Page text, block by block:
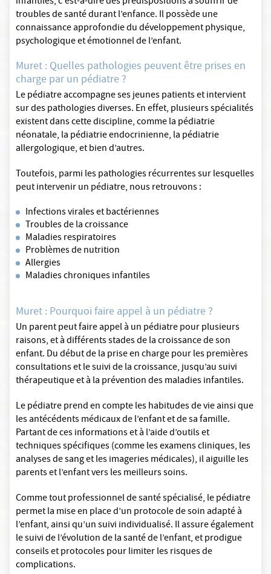
troubles de santé durant l’enfance. Il possède une
connaissance approfondie du développement physique,
psychologique et émotionnel de l’enfant.
Muret : Quelles pathologies peuvent être prises en
charge par un pédiatre ?
Le pédiatre accompagne ses jeunes patients et intervient
sur des pathologies diverses. En effet, plusieurs spécialités
existent dans cette discipline, comme la pédiatrie
néonatale, la pédiatrie endocrinienne, la pédiatrie
allergologique, et bien d’autres.
Toutefois, parmi les pathologies récurrentes sur lesquelles
peut intervenir un pédiatre, nous retrouvons :
Infections virales et bactériennes
Troubles de la croissance
Maladies respiratoires
Problèmes de nutrition
Allergies
Maladies chroniques infantiles
Muret : Pourquoi faire appel à un pédiatre ?
Un parent peut faire appel à un pédiatre pour plusieurs
raisons, et à différents stades de la croissance de son
enfant. Du début de la prise en charge pour les premières
consultations et le suivi de la croissance, jusqu’au suivi
thérapeutique et à la prévention des maladies infantiles.
Le pédiatre prend en compte les habitudes de vie ainsi que
les antécédents médicaux de l’enfant et de sa famille.
Partant de ces informations et à l’aide d’outils et
techniques spécifiques (comme les examens cliniques, les
analyses de sang et les imageries médicales), il aiguille les
parents et l’enfant vers les meilleurs soins.
Comme tout professionnel de santé spécialisé, le pédiatre
permet la mise en place d’un protocole de soin adapté à
l’enfant, ainsi qu’un suivi individualisé. Il assure également
le suivi de l’évolution de la santé de l’enfant, et prodigue
conseils et protocoles pour limiter les risques de
complications.